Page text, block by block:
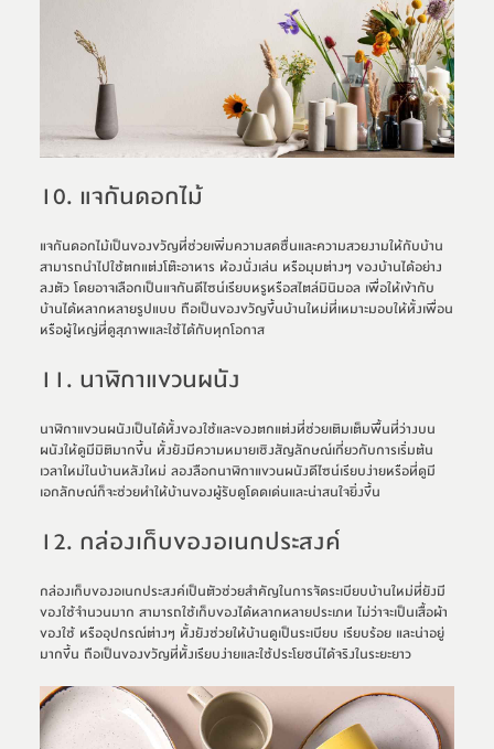
10. แจกันดอกไม้
แจกันดอกไม้เป็นของขวัญที่ช่วยเพิ่มความสดชื่นและความสวยงามให้กับบ้าน
สามารถนำไปใช้ตกแต่งโต๊ะอาหาร ห้องนั่งเล่น หรือมุมต่างๆ ของบ้านได้อย่าง
ลงตัว โดยอาจเลือกเป็นแจกันดีไซน์เรียบหรูหรือสไตล์มินิมอล เพื่อให้เข้ากับ
บ้านได้หลากหลายรูปแบบ ถือเป็นของขวัญขึ้นบ้านใหม่ที่เหมาะมอบให้ทั้งเพื่อน
หรือผู้ใหญ่ที่ดูสุภาพและใช้ได้กับทุกโอกาส
11. นาฬิกาแขวนผนัง
นาฬิกาแขวนผนังเป็นได้ทั้งของใช้และของตกแต่งที่ช่วยเติมเต็มพื้นที่ว่างบน
ผนังให้ดูมีมิติมากขึ้น ทั้งยังมีความหมายเชิงสัญลักษณ์เกี่ยวกับการเริ่มต้น
เวลาใหม่ในบ้านหลังใหม่ ลองลือกนาฬิกาแขวนผนังดีไซน์เรียบง่ายหรือที่ดูมี
เอกลักษณ์ก็จะช่วยทำให้บ้านของผู้รับดูโดดเด่นและน่าสนใจยิ่งขึ้น
12. กล่องเก็บของอเนกประสงค์
กล่องเก็บของอเนกประสงค์เป็นตัวช่วยสำคัญในการจัดระเบียบบ้านใหม่ที่ยังมี
ของใช้จำนวนมาก สามารถใช้เก็บของได้หลากหลายประเภท ไม่ว่าจะเป็นเสื้อผ้า
ของใช้ หรืออุปกรณ์ต่างๆ ทั้งยังช่วยให้บ้านดูเป็นระเบียบ เรียบร้อย และน่าอยู่
มากขึ้น ถือเป็นของขวัญที่ทั้งเรียบง่ายและใช้ประโยชน์ได้จริงในระยะยาว